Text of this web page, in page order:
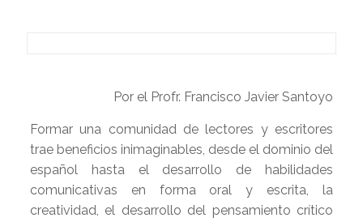
Por el Profr. Francisco Javier Santoyo
Formar una comunidad de lectores y escritores
trae beneficios inimaginables, desde el dominio del
español hasta el desarrollo de habilidades
comunicativas en forma oral y escrita, la
creatividad, el desarrollo del pensamiento crítico